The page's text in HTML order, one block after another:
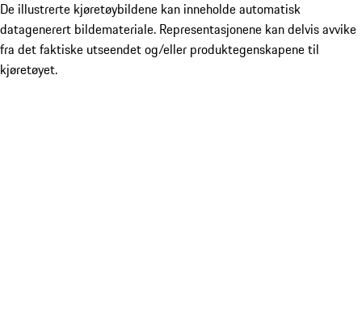
De illustrerte kjøretøybildene kan inneholde automatisk
datagenerert bildemateriale. Representasjonene kan delvis avvike
fra det faktiske utseendet og/eller produktegenskapene til
kjøretøyet.